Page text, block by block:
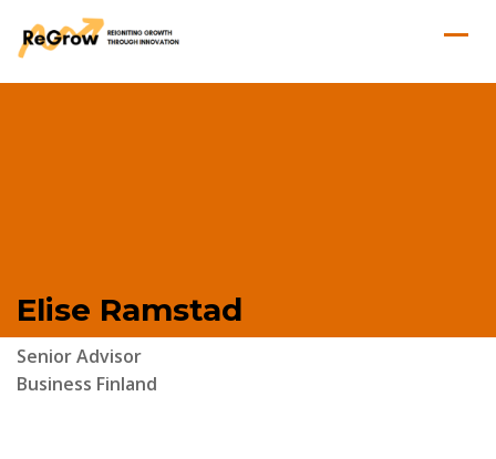
Elise Ramstad
Senior Advisor
Business Finland